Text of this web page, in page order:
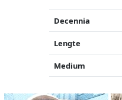
Decennia
Lengte
Medium